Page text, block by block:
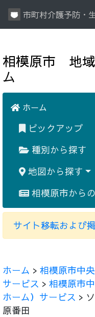
市町村介護予防・
相模原市 地域
ム
ホーム
ピックアップ
種別から探す
地図から探す
相模原市から
サイト移転および
ホーム > 相模原市中
サービス > 相模原市
ホーム）サービス >
原番田